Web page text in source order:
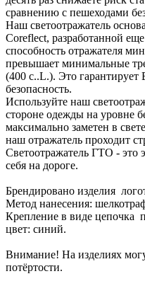
сравнению с пешеходами
Наш светоотражатель
Coreflect, разработанной
способность отражателя
превышает минимальные
(400 c..L.). Это
безопасность.
Используйте наш
стороне одежды на уровне
максимально заметен в
наш отражатель проходит
Светоотражатель ГТО - это
себя на дороге.
Брендировано изделия
Метод нанесения:
Крепление в виде цепочка
цвет: синий.
Внимание! На изделиях
потёртости.